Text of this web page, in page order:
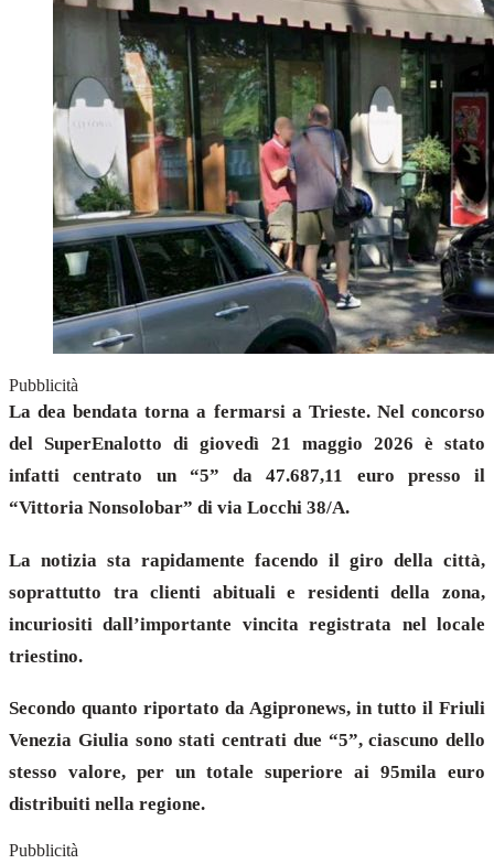
Pubblicità
La dea bendata torna a fermarsi a Trieste. Nel concorso
del SuperEnalotto di giovedì 21 maggio 2026 è stato
infatti centrato un “5” da 47.687,11 euro presso il
“Vittoria Nonsolobar” di via Locchi 38/A.
La notizia sta rapidamente facendo il giro della città,
soprattutto tra clienti abituali e residenti della zona,
incuriositi dall’importante vincita registrata nel locale
triestino.
Secondo quanto riportato da Agipronews, in tutto il Friuli
Venezia Giulia sono stati centrati due “5”, ciascuno dello
stesso valore, per un totale superiore ai 95mila euro
distribuiti nella regione.
Pubblicità